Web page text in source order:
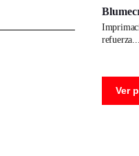
imprimación universal en base resinas sintéticas en dispersión acuosa,
refuerza
Ver